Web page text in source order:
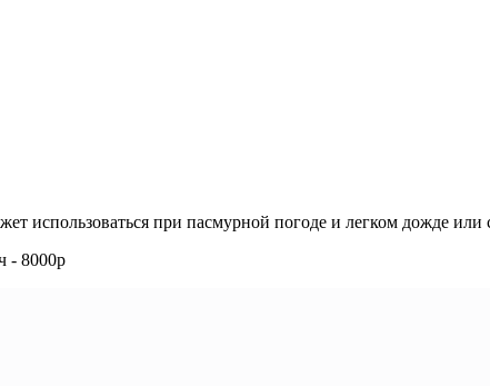
использоваться при пасмурной погоде и легком дожде или
- 8000р